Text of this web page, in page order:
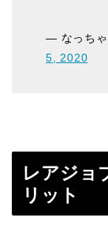
— なっち
5, 2020
レアジョ
リット